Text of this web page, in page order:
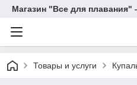
Магазин "Все для
Товары и услуги